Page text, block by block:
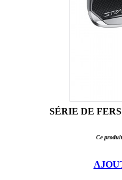
SÉRIE DE
Ce